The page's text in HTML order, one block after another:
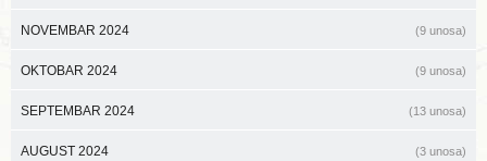
NOVEMBAR 2024 (9 unosa)
OKTOBAR 2024 (9 unosa)
SEPTEMBAR 2024 (13 unosa)
AUGUST 2024 (3 unosa)